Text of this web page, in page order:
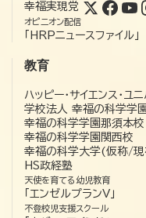
幸福実現党
オピニオン配信
「HRPニュースファイル」
教育
ハッピー・サイエンス・ユ
学校法人 幸福の科学学園
幸福の科学学園那須本校
幸福の科学学園関西校
幸福の科学大学(仮称/
HS政経塾
天使を育てる幼児教育
「エンゼルプランV」
不登校児支援スクール